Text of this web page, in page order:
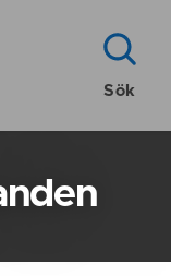
Sök